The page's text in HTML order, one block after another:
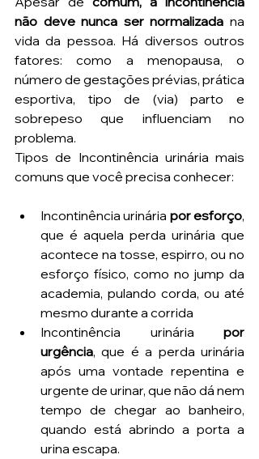
não deve nunca ser normalizada na
vida da pessoa. Há diversos outros
fatores: como a menopausa, o
número de gestações prévias, prática
esportiva, tipo de (via) parto e
sobrepeso que influenciam no
problema.
Tipos de Incontinência urinária mais
comuns que você precisa conhecer:
Incontinência urinária por esforço,
que é aquela perda urinária que
acontece na tosse, espirro, ou no
esforço físico, como no jump da
academia, pulando corda, ou até
mesmo durante a corrida
Incontinência urinária por
urgência, que é a perda urinária
após uma vontade repentina e
urgente de urinar, que não dá nem
tempo de chegar ao banheiro,
quando está abrindo a porta a
urina escapa.